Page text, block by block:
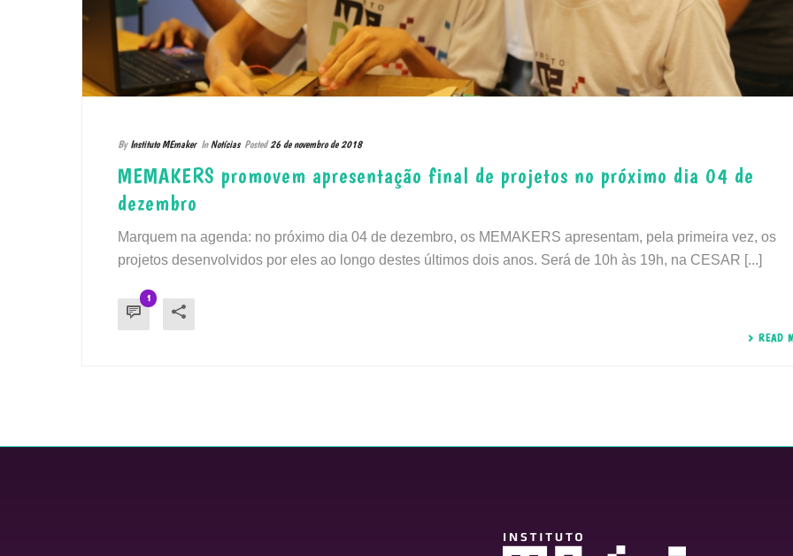
By Instituto MEmaker In Notícias Posted 26 de novembro de 2018
MEMAKERS promovem apresentação final de projetos no próximo dia 04 de
dezembro
Marquem na agenda: no próximo dia 04 de dezembro, os MEMAKERS apresentam, pela primeira vez, os
projetos desenvolvidos por eles ao longo destes últimos dois anos. Será de 10h às 19h, na CESAR [...]
1
READ